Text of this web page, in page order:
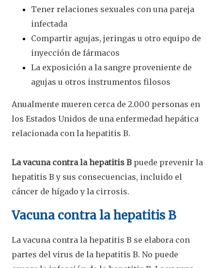
Tener relaciones sexuales con una pareja
infectada
Compartir agujas, jeringas u otro equipo de
inyección de fármacos
La exposición a la sangre proveniente de
agujas u otros instrumentos filosos
Anualmente mueren cerca de 2.000 personas en
los Estados Unidos de una enfermedad hepática
relacionada con la hepatitis B.
La vacuna contra la hepatitis B puede prevenir la
hepatitis B y sus consecuencias, incluido el
cáncer de hígado y la cirrosis.
Vacuna contra la hepatitis B
La vacuna contra la hepatitis B se elabora con
partes del virus de la hepatitis B. No puede